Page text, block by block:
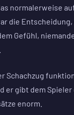
normalerweise
die
Gefühl,
Schachzug
er gibt dem
enorm.